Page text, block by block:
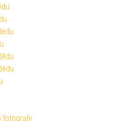
fotografy